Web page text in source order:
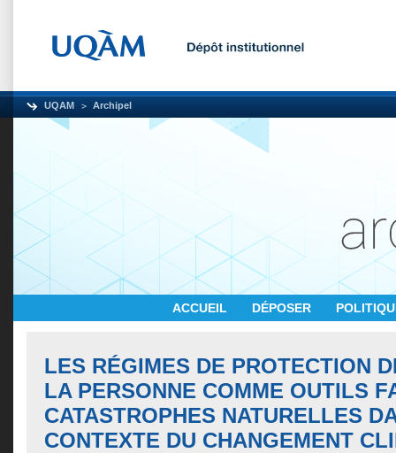
UQAM Archipel
ACCUEIL DÉPOSER
LES RÉGIMES DE PROTECTION
LA PERSONNE COMME OUTILS
CATASTROPHES NATURELLES
CONTEXTE DU CHANGEMENT